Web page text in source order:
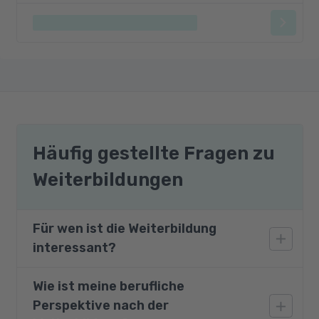
Häufig gestellte Fragen zu
Weiterbildungen
Für wen ist die Weiterbildung
interessant?
Dieser Kurs richtet sich an Fachkräfte und
Interessierte, die ihre Fähigkeiten in der 3D-
Wie ist meine berufliche
Perspektive nach der